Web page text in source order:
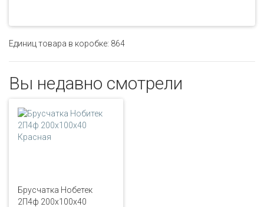
Единиц товара в коробке: 864
Вы недавно смотрели
Брусчатка Нобетек
2П4ф 200х100х40